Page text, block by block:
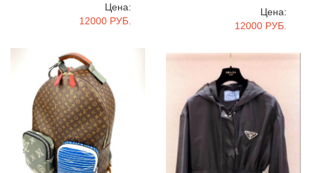
Цена:
12000 РУБ.
Цена:
12000 РУБ.